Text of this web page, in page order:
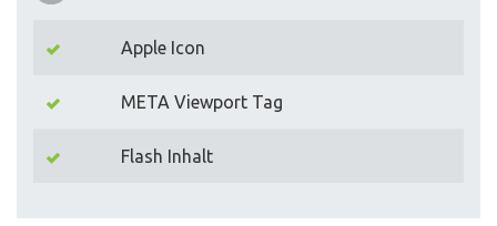
Apple Icon
META Viewport Tag
Flash Inhalt